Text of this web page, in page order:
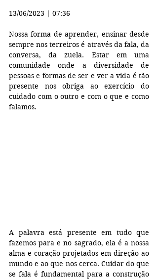
13/06/2023 | 07:36
Nossa forma de aprender, ensinar desde
sempre nos terreiros é através da fala, da
conversa, da zuela. Estar em uma
comunidade onde a diversidade de
pessoas e formas de ser e ver a vida é tão
presente nos obriga ao exercício do
cuidado com o outro e com o que e como
falamos.
A palavra está presente em tudo que
fazemos para e no sagrado, ela é a nossa
alma e coração projetados em direção ao
mundo e ao que nos cerca. Cuidar do que
se fala é fundamental para a construção